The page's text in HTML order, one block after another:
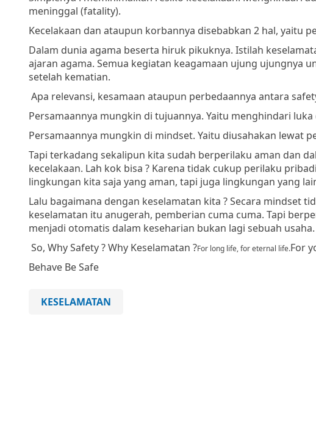
meninggal (fatality).
Kecelakaan dan ataupun korbannya disebabkan 2 hal, yaitu
Dalam dunia agama beserta hiruk pikuknya. Istilah
ajaran agama. Semua kegiatan keagamaan ujung ujungnya
setelah kematian.
Apa relevansi, kesamaan ataupun perbedaannya antara
Persamaannya mungkin di tujuannya. Yaitu menghindari
Persamaannya mungkin di mindset. Yaitu diusahakan lewat
Tapi terkadang sekalipun kita sudah berperilaku aman dan
kecelakaan. Lah kok bisa ? Karena tidak cukup perilaku
lingkungan kita saja yang aman, tapi juga lingkungan yang
Lalu bagaimana dengan keselamatan kita ? Secara mindset
keselamatan itu anugerah, pemberian cuma cuma. Tapi
menjadi otomatis dalam keseharian bukan lagi sebuah usaha.
So, Why Safety ? Why Keselamatan ?For long life, for eternal life.For
Behave Be Safe
KESELAMATAN